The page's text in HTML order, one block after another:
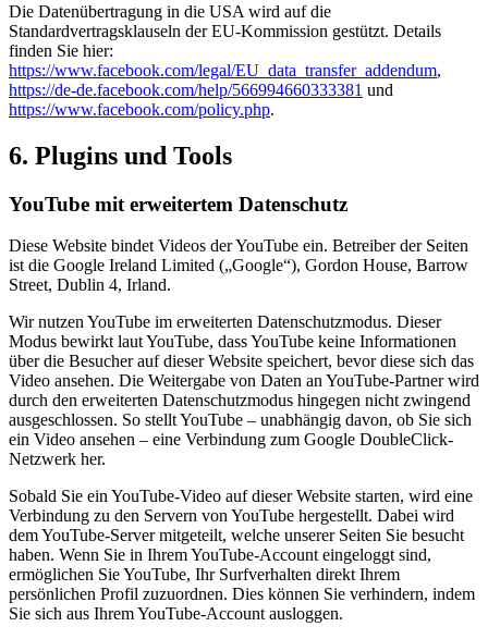
Die Datenübertragung in die USA wird auf die
Standardvertragsklauseln der EU-Kommission gestützt. Details
finden Sie hier:
https://www.facebook.com/legal/EU_data_transfer_addendum,
https://de-de.facebook.com/help/566994660333381 und
https://www.facebook.com/policy.php.
6. Plugins und Tools
YouTube mit erweitertem Datenschutz
Diese Website bindet Videos der YouTube ein. Betreiber der Seiten
ist die Google Ireland Limited („Google“), Gordon House, Barrow
Street, Dublin 4, Irland.
Wir nutzen YouTube im erweiterten Datenschutzmodus. Dieser
Modus bewirkt laut YouTube, dass YouTube keine Informationen
über die Besucher auf dieser Website speichert, bevor diese sich das
Video ansehen. Die Weitergabe von Daten an YouTube-Partner wird
durch den erweiterten Datenschutzmodus hingegen nicht zwingend
ausgeschlossen. So stellt YouTube – unabhängig davon, ob Sie sich
ein Video ansehen – eine Verbindung zum Google DoubleClick-
Netzwerk her.
Sobald Sie ein YouTube-Video auf dieser Website starten, wird eine
Verbindung zu den Servern von YouTube hergestellt. Dabei wird
dem YouTube-Server mitgeteilt, welche unserer Seiten Sie besucht
haben. Wenn Sie in Ihrem YouTube-Account eingeloggt sind,
ermöglichen Sie YouTube, Ihr Surfverhalten direkt Ihrem
persönlichen Profil zuzuordnen. Dies können Sie verhindern, indem
Sie sich aus Ihrem YouTube-Account ausloggen.